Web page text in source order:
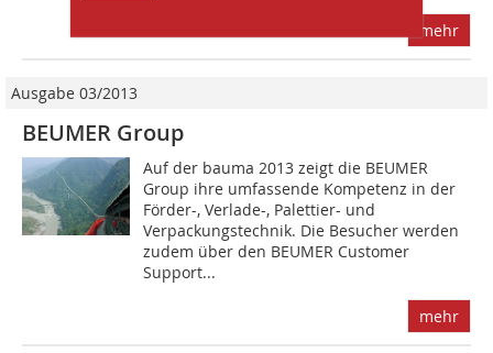
mehr
Ausgabe 03/2013
BEUMER Group
Auf der bauma 2013 zeigt die BEUMER
Group ihre umfassende Kompetenz in der
Förder-, Verlade-, Palettier- und
Verpackungstechnik. Die Besucher werden
zudem über den BEUMER Customer
Support...
mehr